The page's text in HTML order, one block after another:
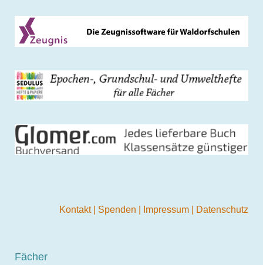
Kontakt Spenden Impressum Datenschutz
Fächer